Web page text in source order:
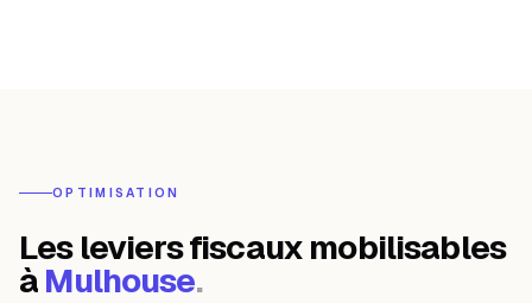
OPTIMISATION
Les leviers fiscaux mobilisables
àMulhouse.